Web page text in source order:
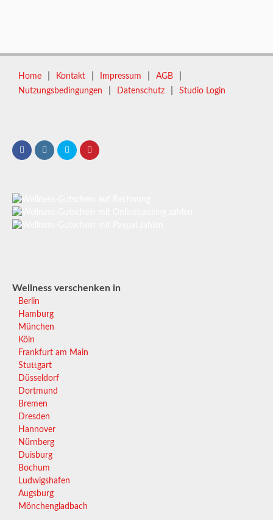
Home Kontakt Impressum AGB
Nutzungsbedingungen Datenschutz Studio Login
Wellness verschenken in
Berlin
Hamburg
München
Köln
Frankfurt am Main
Stuttgart
Düsseldorf
Dortmund
Bremen
Dresden
Hannover
Nürnberg
Duisburg
Bochum
Ludwigshafen
Augsburg
Mönchengladbach